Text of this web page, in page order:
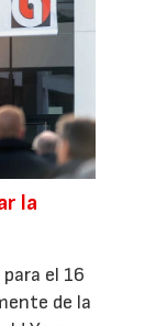
la
el 16
de la